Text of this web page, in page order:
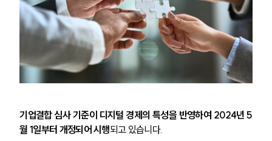
M&A전문변호사
소식/자료
법률 블로그
법률서식
기업결합 심사 기준이 디지털 경제의 특성을 반영하여 2024년 5
월 1일부터 개정되어 시행되고 있습니다.